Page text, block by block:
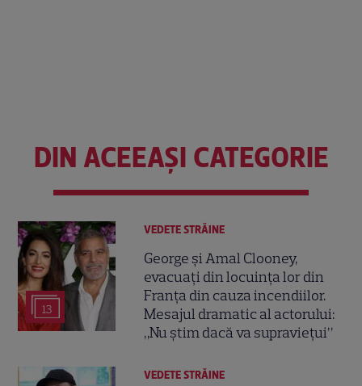
DIN ACEEAȘI CATEGORIE
13
VEDETE STRĂINE
George și Amal Clooney,
evacuați din locuința lor din
Franța din cauza incendiilor.
Mesajul dramatic al actorului:
„Nu știm dacă va supraviețui”
VEDETE STRĂINE